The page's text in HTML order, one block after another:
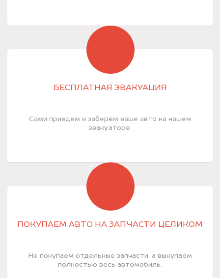
БЕСПЛАТНАЯ ЭВАКУАЦИЯ
Сами приедем и заберём ваше авто на нашем
эвакуаторе.
ПОКУПАЕМ АВТО НА ЗАПЧАСТИ ЦЕЛИКОМ
Не покупаем отдельные запчасти, а выкупаем
полностью весь автомобиль.